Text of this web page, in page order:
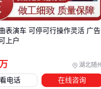
题，通过三旋翼下洗气流
积率比传统单旋翼机型更
重要。
形反复起降。三叶草无人
湖北随
表演车 可停可行操作灵活 广告
上户
电话 在线咨询